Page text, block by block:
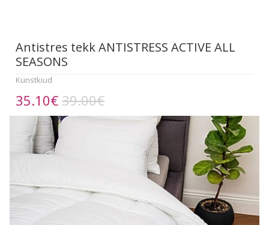
Antistres tekk ANTISTRESS ACTIVE ALL
SEASONS
Kunstkiud
35.10€39.00€